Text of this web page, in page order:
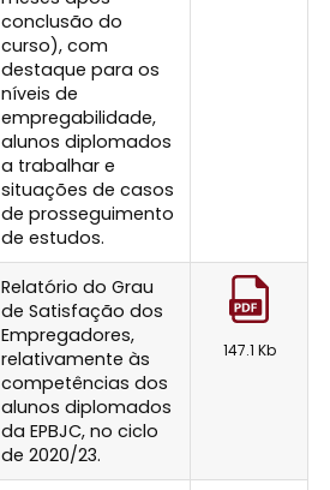
conclusão do
curso), com
destaque para os
níveis de
empregabilidade,
alunos diplomados
a trabalhar e
situações de casos
de prosseguimento
de estudos.
Relatório do Grau
de Satisfação dos
Empregadores,
relativamente às
competências dos
alunos diplomados
da EPBJC, no ciclo
de 2020/23.
147.1 Kb